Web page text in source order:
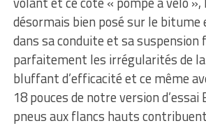
désormais bien posé sur le bitume
dans sa conduite et sa
parfaitement les irrégularités de la
bluffant d’efficacité et ce même
18 pouces de notre version
pneus aux flancs hauts